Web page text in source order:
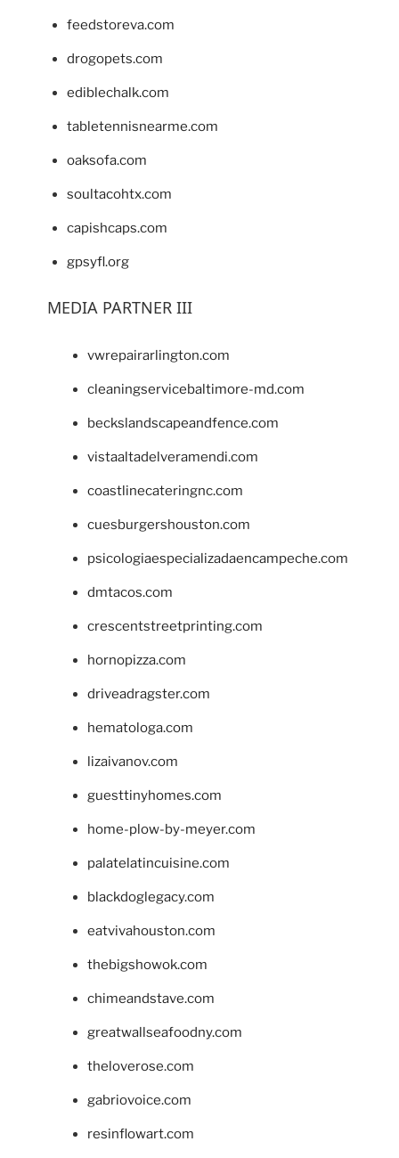
feedstoreva.com
drogopets.com
ediblechalk.com
tabletennisnearme.com
oaksofa.com
soultacohtx.com
capishcaps.com
gpsyfl.org
MEDIA PARTNER III
vwrepairarlington.com
cleaningservicebaltimore-md.com
beckslandscapeandfence.com
vistaaltadelveramendi.com
coastlinecateringnc.com
cuesburgershouston.com
psicologiaespecializadaencampeche.com
dmtacos.com
crescentstreetprinting.com
hornopizza.com
driveadragster.com
hematologa.com
lizaivanov.com
guesttinyhomes.com
home-plow-by-meyer.com
palatelatincuisine.com
blackdoglegacy.com
eatvivahouston.com
thebigshowok.com
chimeandstave.com
greatwallseafoodny.com
theloverose.com
gabriovoice.com
resinflowart.com